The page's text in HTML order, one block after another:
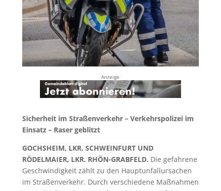
Anzeige
Sicherheit im Straßenverkehr – Verkehrspolizei im
Einsatz – Raser geblitzt
GOCHSHEIM, LKR. SCHWEINFURT UND
RÖDELMAIER, LKR. RHÖN-GRABFELD. Die gefahrene
Geschwindigkeit zählt zu den Hauptunfallursachen
im Straßenverkehr. Durch verschiedene Maßnahmen